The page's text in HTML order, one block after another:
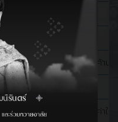
LABOUR CHARGE)
เนินการอย่างอื่นเกี่ยวกับสินค้าน
)
ข้าและขาออก 3 วัน โดยไม่คิดค่าใ